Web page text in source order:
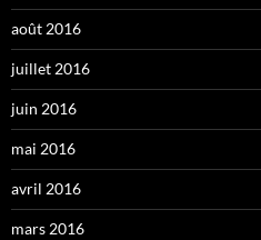
août 2016
juillet 2016
juin 2016
mai 2016
avril 2016
mars 2016